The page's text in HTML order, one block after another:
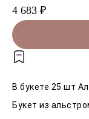
4 683 ₽
В букете 25 шт
Букет из